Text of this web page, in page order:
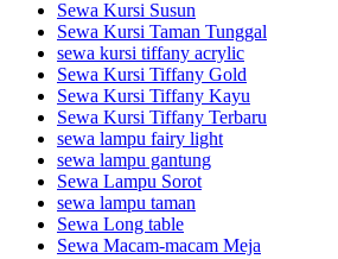
Sewa Kursi Susun
Sewa Kursi Taman Tunggal
sewa kursi tiffany acrylic
Sewa Kursi Tiffany Gold
Sewa Kursi Tiffany Kayu
Sewa Kursi Tiffany Terbaru
sewa lampu fairy light
sewa lampu gantung
Sewa Lampu Sorot
sewa lampu taman
Sewa Long table
Sewa Macam-macam Meja